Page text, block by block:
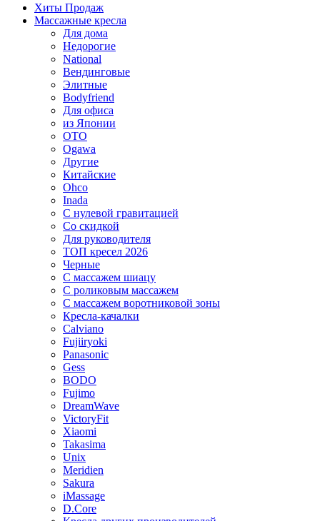
Хиты Продаж
Массажные кресла
Для дома
Недорогие
National
Вендинговые
Элитные
Bodyfriend
Для офиса
из Японии
OTO
Ogawa
Другие
Китайские
Ohco
Inada
С нулевой гравитацией
Со скидкой
Для руководителя
ТОП кресел 2026
Черные
С массажем шиацу
С роликовым массажем
С массажем воротниковой зоны
Кресла-качалки
Calviano
Fujiiryoki
Panasonic
Gess
BODO
Fujimo
DreamWave
VictoryFit
Xiaomi
Takasima
Unix
Meridien
Sakura
iMassage
D.Core